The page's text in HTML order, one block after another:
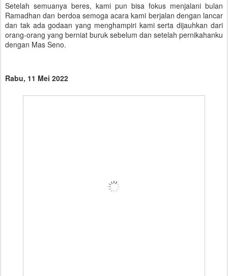
Setelah semuanya beres, kami pun bisa fokus menjalani bulan
Ramadhan dan berdoa semoga acara kami berjalan dengan lancar
dan tak ada godaan yang menghampiri kami serta dijauhkan dari
orang-orang yang berniat buruk sebelum dan setelah pernikahanku
dengan Mas Seno.
Rabu, 11 Mei 2022